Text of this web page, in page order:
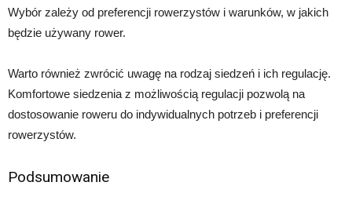
Wybór zależy od preferencji rowerzystów i warunków, w jakich
będzie używany rower.
Warto również zwrócić uwagę na rodzaj siedzeń i ich regulację.
Komfortowe siedzenia z możliwością regulacji pozwolą na
dostosowanie roweru do indywidualnych potrzeb i preferencji
rowerzystów.
Podsumowanie